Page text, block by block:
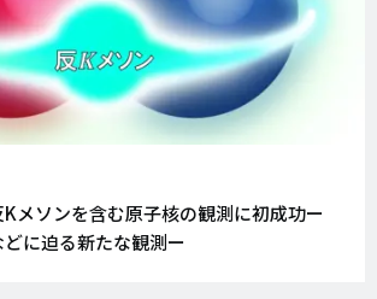
メソンを含む原子核の観測に初成功ー
に迫る新たな観測ー